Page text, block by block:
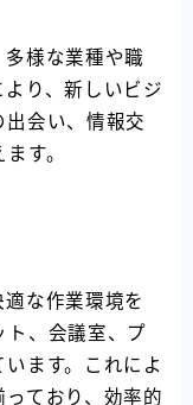
様な業種や職
り、新しいビジ
出会い、情報交
す。
な作業環境を
ト、会議室、プ
ます。これによ
ており、効率的